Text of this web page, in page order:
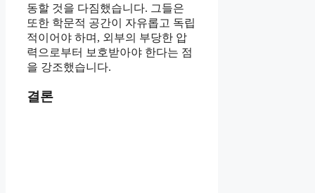
동할 것을 다짐했습니다. 그들은
또한 학문적 공간이 자유롭고 독립
적이어야 하며, 외부의 부당한 압
력으로부터 보호받아야 한다는 점
을 강조했습니다.
결론